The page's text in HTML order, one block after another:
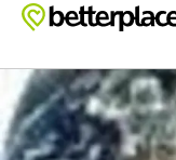
Zum Hauptinhalt
Erklärung zur